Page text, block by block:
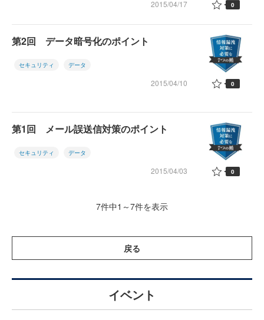
2015/04/17 0
第2回 データ暗号化のポイント
セキュリティ データ
2015/04/10 0
第1回 メール誤送信対策のポイント
セキュリティ データ
2015/04/03 0
7件中1～7件を表示
戻る
イベント